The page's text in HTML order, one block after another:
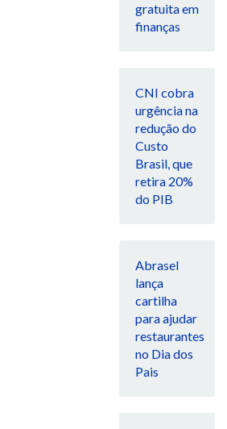
gratuita em
finanças
CNI cobra
urgência na
redução do
Custo
Brasil, que
retira 20%
do PIB
Abrasel
lança
cartilha
para ajudar
restaurantes
no Dia dos
Pais